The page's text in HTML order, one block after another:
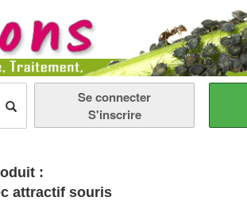
Se connecter
S'inscrire
:
attractif souris